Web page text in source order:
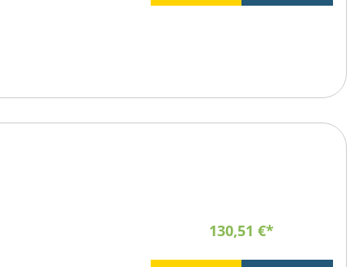
130,51 €*